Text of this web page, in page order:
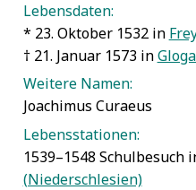
Lebensdaten:
* 23. Oktober 1532 in
† 21. Januar 1573 in
Weitere Namen:
Joachimus Curaeus
Lebensstationen:
1539–1548 Schulbesuch
(Niederschlesien)